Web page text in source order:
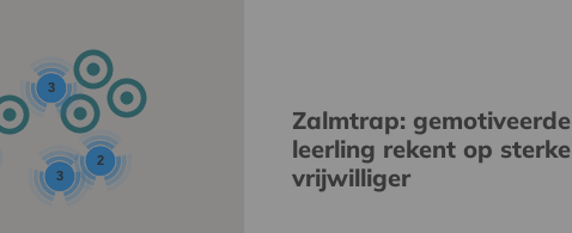
3
3
2
Zalmtrap: gemotiveerde
leerling rekent op sterke
vrijwilliger